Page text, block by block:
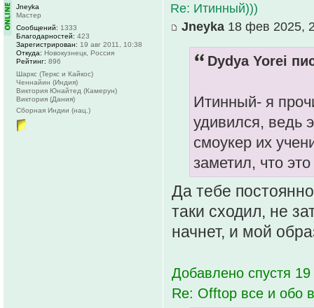
Re: Итинный)))
Jneyka 18 фев 2025,
Dydya Yorei
Итинный- я
удивился, ведь
смоукер их
заметил, что
Да тебе
таки сходил, не
начнет, и мой
Добавлено спустя
Re: Offtop все и обо
Jneyka
Мастер
Сообщений: 1333
Благодарностей: 423
Зарегистрирован: 19 авг 2011, 10:38
Откуда: Новокузнецк, Россия
Рейтинг: 896
Шаркс (Теркс и Кайкос)
Ченнайин (Индия)
Виктория Юнайтед (Камерун)
Виктория (Дания)
Сборная Индии (нац.)